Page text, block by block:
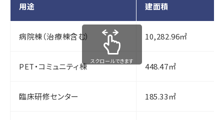
用途 建面積
病院棟（治療棟含む） 10,282.96㎡
PET・コミュニティ棟 448.47㎡
臨床研修センター 185.33㎡
スクロールできます